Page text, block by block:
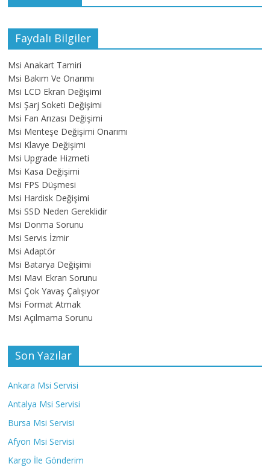
Faydalı Bilgiler
Msi Anakart Tamiri
Msi Bakım Ve Onarımı
Msi LCD Ekran Değişimi
Msi Şarj Soketi Değişimi
Msi Fan Arızası Değişimi
Msi Menteşe Değişimi Onarımı
Msi Klavye Değişimi
Msi Upgrade Hizmeti
Msi Kasa Değişimi
Msi FPS Düşmesi
Msi Hardisk Değişimi
Msi SSD Neden Gereklidir
Msi Donma Sorunu
Msi Servis İzmir
Msi Adaptör
Msi Batarya Değişimi
Msi Mavi Ekran Sorunu
Msi Çok Yavaş Çalışıyor
Msi Format Atmak
Msi Açılmama Sorunu
Son Yazılar
Ankara Msi Servisi
Antalya Msi Servisi
Bursa Msi Servisi
Afyon Msi Servisi
Kargo İle Gönderim